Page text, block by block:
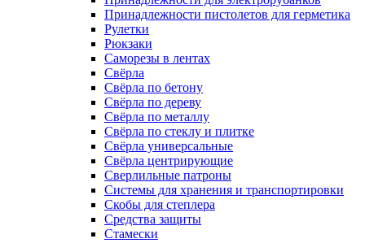
Принадлежности пистолетов для герметика
Рулетки
Рюкзаки
Саморезы в лентах
Свёрла
Свёрла по бетону
Свёрла по дереву
Свёрла по металлу
Свёрла по стеклу и плитке
Свёрла универсальные
Свёрла центрирующие
Сверлильные патроны
Системы для хранения и транспортировки
Скобы для степлера
Средства защиты
Стамески